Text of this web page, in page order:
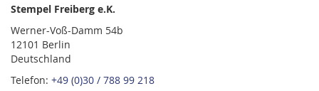
Stempel Freiberg e.K.
Werner-Voß-Damm 54b
12101 Berlin
Deutschland
Telefon: +49 (0)30 / 788 99 218